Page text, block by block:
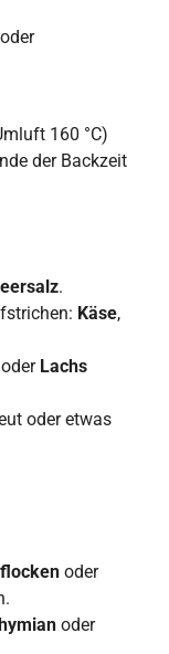
160 °C)
der Backzeit
.
Käse,
oder Lachs
oder etwas
oder
oder